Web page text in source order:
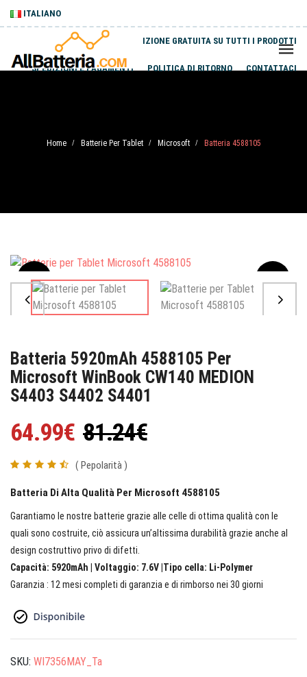
ITALIANO
SPEDIZIONE GRATUITA SU TUTTI I PRODOTTI
SPEDIZIONI E PAGAMENTI POLITICA DI RITORNO CONTATTACI
Home / Batterie Per Tablet / Microsoft / Batteria 4588105
Sale
Batteria 5920mAh 4588105 Per
Microsoft WinBook CW140 MEDION
S4403 S4402 S4401
64.99€ 81.24€
( Pepolarità )
Batteria Di Alta Qualità Per Microsoft 4588105
Garantiamo le nostre batterie grazie alle celle di ottima qualità con le
quali sono costruite, ciò assicura un’altissima durabilità grazie anche al
design costruttivo privo di difetti.
Capacità: 5920mAh | Voltaggio: 7.6V |Tipo cella: Li-Polymer
Garanzia : 12 mesi completi di garanzia e di rimborso nei 30 giorni
SKU: WI7356MAY_Ta